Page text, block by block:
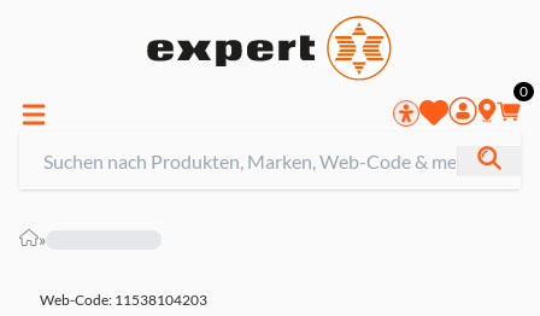
0
»
Web-Code: 11538104203